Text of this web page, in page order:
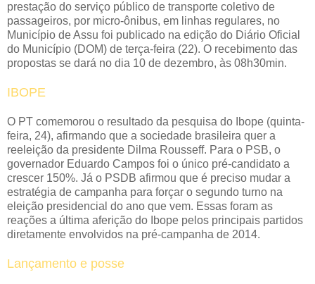
prestação do serviço público de transporte coletivo de
passageiros, por micro-ônibus, em linhas regulares, no
Município de Assu foi publicado na edição do Diário Oficial
do Município (DOM) de terça-feira (22). O recebimento das
propostas se dará no dia 10 de dezembro, às 08h30min.
IBOPE
O PT comemorou o resultado da pesquisa do Ibope (quinta-
feira, 24), afirmando que a sociedade brasileira quer a
reeleição da presidente Dilma Rousseff. Para o PSB, o
governador Eduardo Campos foi o único pré-candidato a
crescer 150%. Já o PSDB afirmou que é preciso mudar a
estratégia de campanha para forçar o segundo turno na
eleição presidencial do ano que vem. Essas foram as
reações a última aferição do Ibope pelos principais partidos
diretamente envolvidos na pré-campanha de 2014.
Lançamento e posse